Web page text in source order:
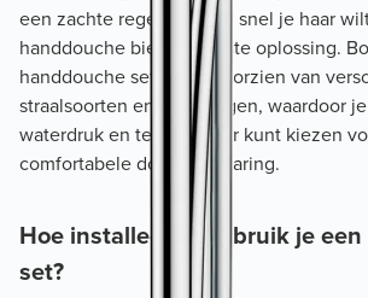
een zachte regenstraal of snel je haar
handdouche biedt de juiste oplossing.
handdouche sets vaak voorzien van
straalsoorten en instellingen, waardoor
waterdruk en temperatuur kunt kiezen
comfortabele douche-ervaring.
Hoe installeer of gebruik je
set?